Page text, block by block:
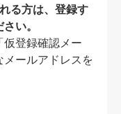
る方は、登録す
い。
登録確認メー
ールアドレスを